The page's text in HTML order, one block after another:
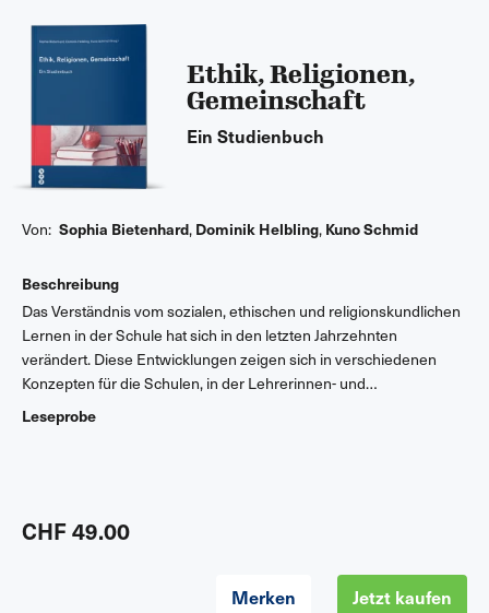
Ethik, Religionen,
Gemeinschaft
Ein Studienbuch
Von: Sophia Bietenhard, Dominik Helbling, Kuno Schmid
Beschreibung
Das Verständnis vom sozialen, ethischen und religionskundlichen
Lernen in der Schule hat sich in den letzten Jahrzehnten
verändert. Diese Entwicklungen zeigen sich in verschiedenen
Konzepten für die Schulen, in der Lehrerinnen- und
Lehrerbildung, in Lehrmitteln sowie im kantonsübergreifenden
Projekt Lehrplan 21 unter der Bezeichnung «Ethik, Religionen,
Studienbuch eine Textsammlung für die Aus- und Weiterbildung
Leseprobe
CHF 49.00
Merken Jetzt kaufen